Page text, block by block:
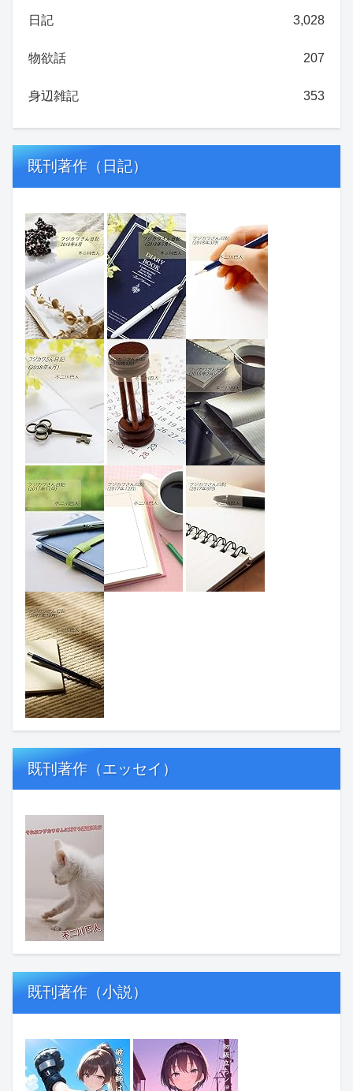
日記 3,028
物欲話 207
身辺雑記 353
既刊著作（日記）
既刊著作（エッセイ）
既刊著作（小説）